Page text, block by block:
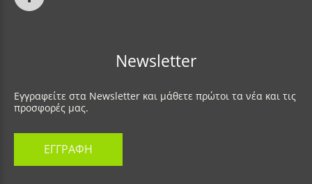
Newsletter
Εγγραφείτε στα Newsletter και μάθετε πρώτοι τα νέα και τις
προσφορές μας.
ΕΓΓΡΑΦΗ